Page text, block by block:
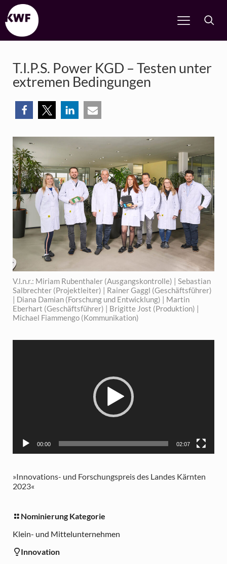
T.I.P.S. Power KGD – Testen unter
extremen Bedingungen
V.l.n.r.: Miriam Rubenthaler (Ausgangskontrolle) | Sebastian
Salbrechter (Projektleiter) | Rainer Gaggl (Geschäftsführer)
| Diana Damian (Forschung und Entwicklung) | Martin
Eberhart (Geschäftsführer) | Brigitte Jost (Produktion) |
Michael Fiammengo (Kommunikation)
00:00 02:07
»Innovations- und Forschungspreis des Landes Kärnten
2023«
Nominierung Kategorie
Klein- und Mittelunternehmen
Innovation